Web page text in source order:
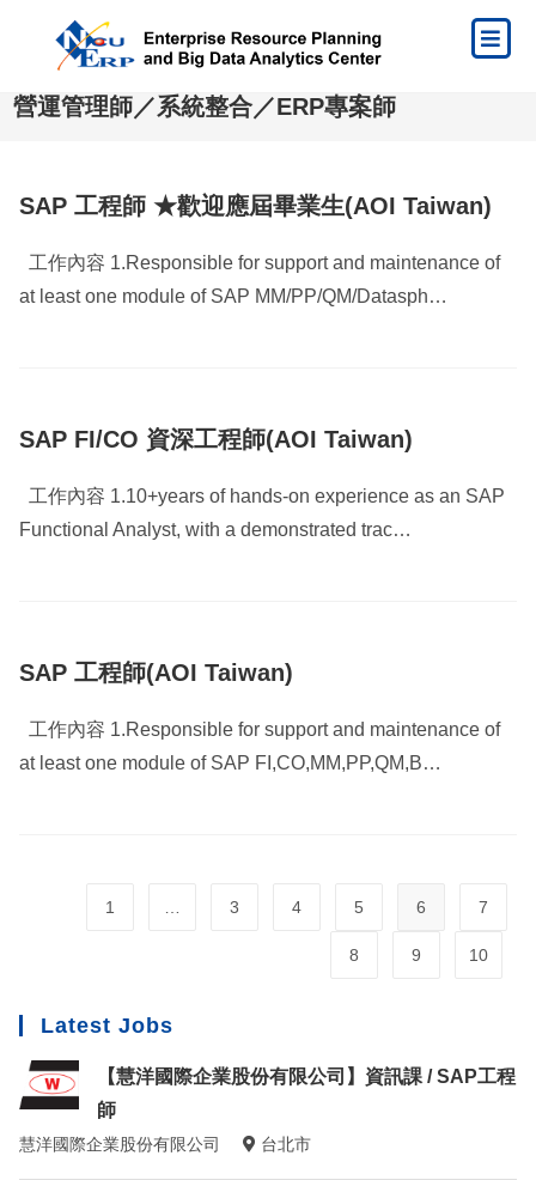
營運管理師／系統整合／ERP專案師
SAP 工程師 ★歡迎應屆畢業生(AOI Taiwan)
工作內容 1.Responsible for support and maintenance of
at least one module of SAP MM/PP/QM/Datasph…
SAP FI/CO 資深工程師(AOI Taiwan)
工作內容 1.10+years of hands-on experience as an SAP
Functional Analyst, with a demonstrated trac…
SAP 工程師(AOI Taiwan)
工作內容 1.Responsible for support and maintenance of
at least one module of SAP FI,CO,MM,PP,QM,B…
1 3 4 5 6 7
8 9 10
Latest Jobs
【慧洋國際企業股份有限公司】資訊課 / SAP工程
師
慧洋國際企業股份有限公司 台北市